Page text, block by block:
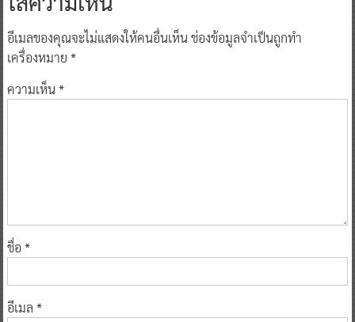
อีเมลของคุณจะไม่แสดงให้คนอื่นเห็นช่องข้อมูลจำเป็นถูกทำ
เครื่องหมาย *
ความเห็น*
ชื่อ *
อีเมล *